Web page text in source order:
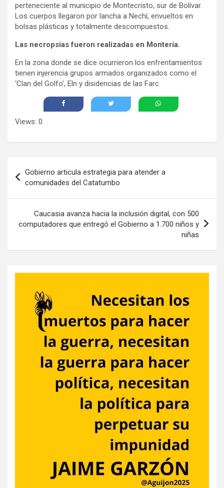
perteneciente al municipio de Montecristo, sur de Bolívar.
Los cuerpos llegaron por lancha a Nechí, envueltos en
bolsas plásticas y totalmente descompuestos.
Las necropsias fueron realizadas en Montería.
En la zona donde se dice ocurrieron los enfrentamientos
tienen injerencia grupos armados organizados como el
‘Clan del Golfo’, Eln y disidencias de las Farc
Views: 0
de
entradas
Gobierno articula estrategia para atender a
comunidades del Catatumbo
Caucasia avanza hacia la inclusión digital, con 500
computadores que entregó el Gobierno a 1.700 niños y
niñas